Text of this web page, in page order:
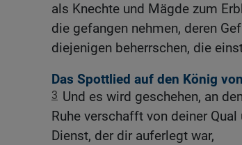
als Knechte und Mägde zum
die gefangen nehmen, deren
diejenigen beherrschen, die
Das Spottlied auf den König
3 Und es wird geschehen, an
Ruhe verschafft von deiner
Dienst, der dir auferlegt war,